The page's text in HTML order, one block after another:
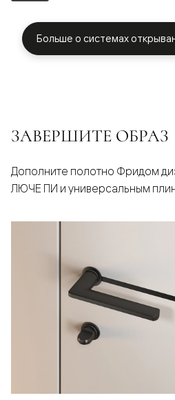
Больше о системах
ЗАВЕРШИТЕ ОБРАЗ
Дополните полотно Фридом
ЛЮЧЕ ПИ и универсальным